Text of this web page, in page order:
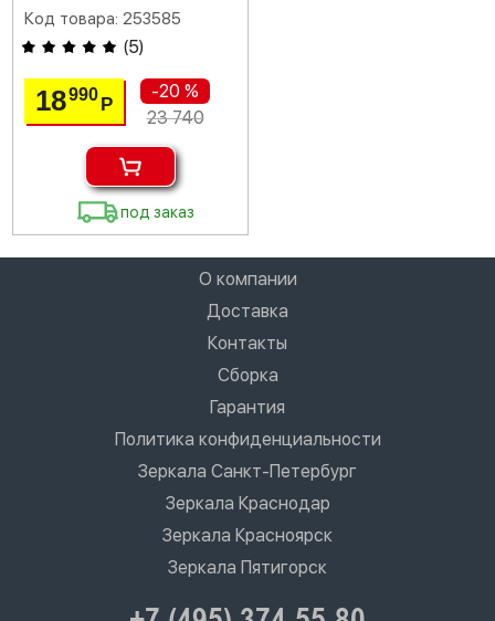
Код товара: 253585
(5)
18990 Р
-20 %
23 740
под заказ
О компании
Доставка
Контакты
Сборка
Гарантия
Политика конфиденциальности
Зеркала Санкт-Петербург
Зеркала Краснодар
Зеркала Красноярск
Зеркала Пятигорск